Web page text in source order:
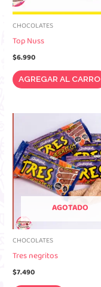
CHOCOLATES
Top Nuss
$6.990
AGREGAR AL CARRO
AGOTADO
CHOCOLATES
Tres negritos
$7.490